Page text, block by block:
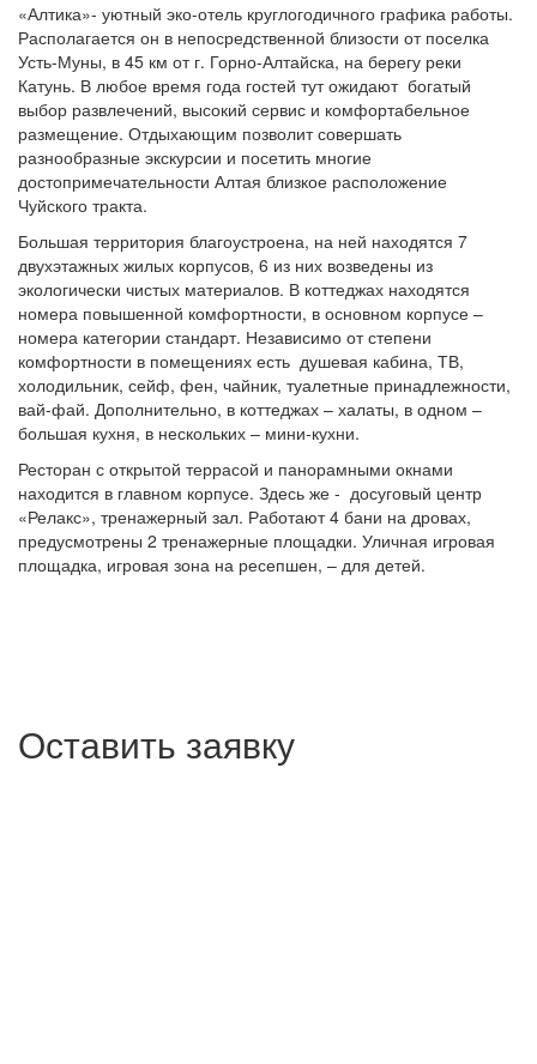
«Алтика»- уютный эко-отель круглогодичного графика работы.
Располагается он в непосредственной близости от поселка
Усть-Муны, в 45 км от г. Горно-Алтайска, на берегу реки
Катунь. В любое время года гостей тут ожидают богатый
выбор развлечений, высокий сервис и комфортабельное
размещение. Отдыхающим позволит совершать
разнообразные экскурсии и посетить многие
достопримечательности Алтая близкое расположение
Чуйского тракта.
Большая территория благоустроена, на ней находятся 7
двухэтажных жилых корпусов, 6 из них возведены из
экологически чистых материалов. В коттеджах находятся
номера повышенной комфортности, в основном корпусе –
номера категории стандарт. Независимо от степени
комфортности в помещениях есть душевая кабина, ТВ,
холодильник, сейф, фен, чайник, туалетные принадлежности,
вай-фай. Дополнительно, в коттеджах – халаты, в одном –
большая кухня, в нескольких – мини-кухни.
Ресторан с открытой террасой и панорамными окнами
находится в главном корпусе. Здесь же - досуговый центр
«Релакс», тренажерный зал. Работают 4 бани на дровах,
предусмотрены 2 тренажерные площадки. Уличная игровая
площадка, игровая зона на ресепшен, – для детей.
Оставить заявку